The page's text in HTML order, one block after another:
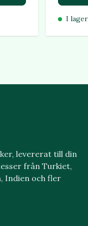
I lager
levererat till din
från Turkiet,
Indien och fler